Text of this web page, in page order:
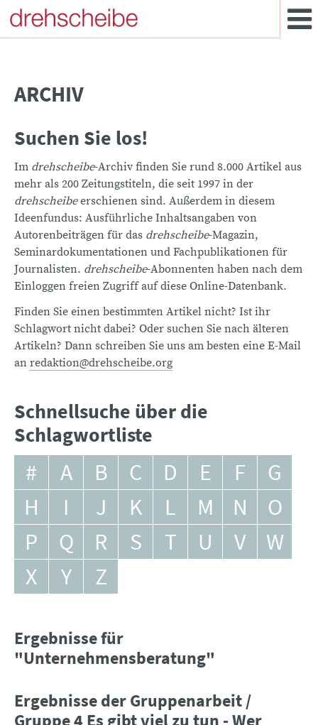
ARCHIV
Suchen Sie los!
Im drehscheibe-Archiv finden Sie rund 8.000 Artikel aus
mehr als 200 Zeitungstiteln, die seit 1997 in der
drehscheibeerschienen sind. Außerdem in diesem
Ideenfundus: Ausführliche Inhaltsangaben von
Autorenbeiträgen für das drehscheibe-Magazin,
Seminardokumentationen und Fachpublikationen für
Journalisten. drehscheibe-Abonnenten haben nach dem
Einloggen freien Zugriff auf diese Online-Datenbank.
Finden Sie einen bestimmten Artikel nicht? Ist ihr
Schlagwort nicht dabei? Oder suchen Sie nach älteren
Artikeln? Dann schreiben Sie uns am besten eine E-Mail
an redaktion@drehscheibe.org
Schnellsuche über die
Schlagwortliste
# A B C D E F
G
H
I J K L M N
O
P
Q R S T U V
W
X
Y Z
Ergebnisse für
"Unternehmensberatung"
Ergebnisse der Gruppenarbeit /
Gruppe 4 Es gibt viel zu tun - Wer